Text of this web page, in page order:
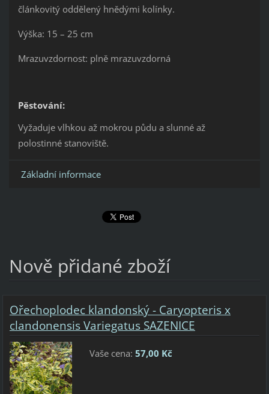
článkovitý oddělený hnědými kolínky.
Výška: 15 – 25 cm
Mrazuvzdornost: plně mrazuvzdorná
Pěstování:
Vyžaduje vlhkou až mokrou půdu a slunné až
polostinné stanoviště.
Základní informace
Nově přidané zboží
Ořechoplodec klandonský - Caryopteris x
clandonensis Variegatus SAZENICE
Vaše cena: 57,00 Kč